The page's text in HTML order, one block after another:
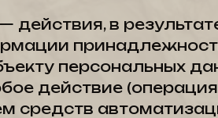
действия, в
персональных
действие
средств